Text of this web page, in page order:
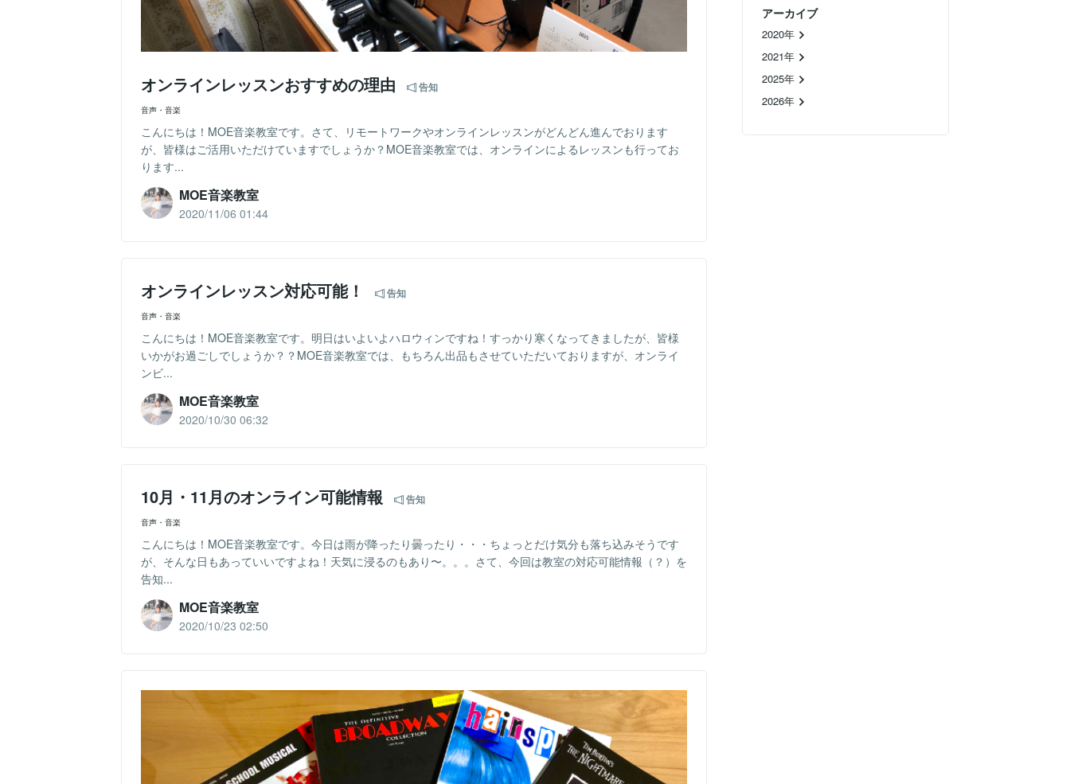
アーカイブ
2020年
2021年
2025年
2026年
オンラインレッスンおすすめの理由 告知
音声・音楽
こんにちは！MOE音楽教室です。さて、リモートワークやオンラインレッスンがどんどん進んでおります
が、皆様はご活用いただけていますでしょうか？MOE音楽教室では、オンラインによるレッスンも行ってお
ります...
MOE音楽教室
2020/11/06 01:44
オンラインレッスン対応可能！ 告知
音声・音楽
こんにちは！MOE音楽教室です。明日はいよいよハロウィンですね！すっかり寒くなってきましたが、皆様
いかがお過ごしでしょうか？？MOE音楽教室では、もちろん出品もさせていただいておりますが、オンライ
ンビ...
MOE音楽教室
2020/10/30 06:32
10月・11月のオンライン可能情報 告知
音声・音楽
こんにちは！MOE音楽教室です。今日は雨が降ったり曇ったり・・・ちょっとだけ気分も落ち込みそうです
が、そんな日もあっていいですよね！天気に浸るのもあり〜。。。さて、今回は教室の対応可能情報（？）を
告知...
MOE音楽教室
2020/10/23 02:50